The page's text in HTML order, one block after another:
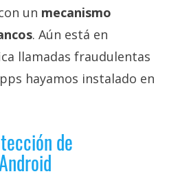
un mecanismo
. Aún está en
llamadas fraudulentas
hayamos instalado en
de